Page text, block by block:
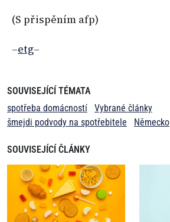
(S přispěním afp)
–etg–
SOUVISEJÍCÍ TÉMATA
spotřeba domácností
Vybrané články
šmejdi podvody na spotřebitele
Německo
SOUVISEJÍCÍ ČLÁNKY